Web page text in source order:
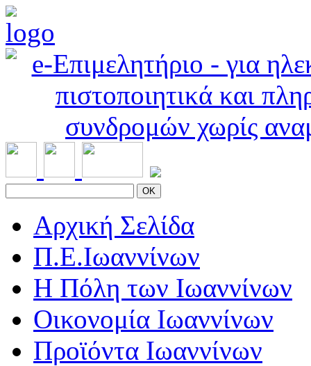
OK
Αρχική Σελίδα
Π.Ε.Ιωαννίνων
Η Πόλη των Ιωαννίνων
Οικονομία Ιωαννίνων
Προϊόντα Ιωαννίνων